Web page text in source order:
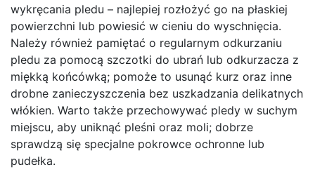
wykręcania pledu – najlepiej rozłożyć go na płaskiej
powierzchni lub powiesić w cieniu do wyschnięcia.
Należy również pamiętać o regularnym odkurzaniu
pledu za pomocą szczotki do ubrań lub odkurzacza z
miękką końcówką; pomoże to usunąć kurz oraz inne
drobne zanieczyszczenia bez uszkadzania delikatnych
włókien. Warto także przechowywać pledy w suchym
miejscu, aby uniknąć pleśni oraz moli; dobrze
sprawdzą się specjalne pokrowce ochronne lub
pudełka.